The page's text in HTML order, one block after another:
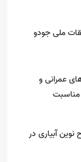
ملی جودو
عمرانی و
نوین آبیاری در